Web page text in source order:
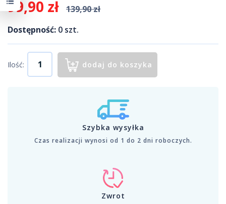
99,90 zł
139,90 zł
Dostępność: 0 szt.
Ilość: dodaj do koszyka
Szybka wysyłka
Czas realizacji wynosi od 1 do 2 dni roboczych.
Zwrot